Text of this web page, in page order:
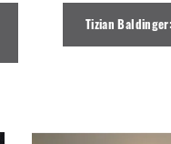
Tizian